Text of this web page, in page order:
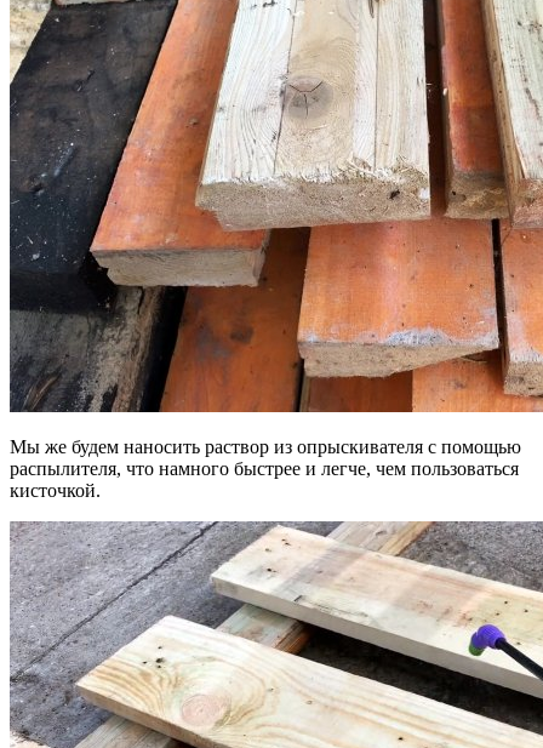
Мы же будем наносить раствор из опрыскивателя с помощью
распылителя, что намного быстрее и легче, чем пользоваться
кисточкой.